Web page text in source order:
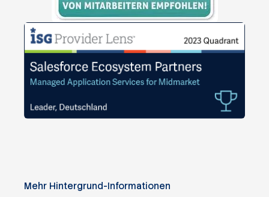
Mehr Hintergrund-Informationen